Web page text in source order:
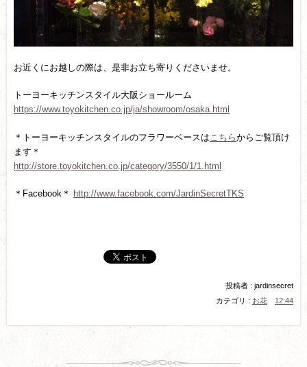
お近くにお越しの際は、是非お立ち寄りくださいませ。
トーヨーキッチンスタイル大阪ショールーム
https://www.toyokitchen.co.jp/ja/showroom/osaka.html
＊トーヨーキッチンスタイルのフラワーベースは こちらからご覧頂け
ます＊
http://store.toyokitchen.co.jp/category/3550/1/1.html
＊Facebook＊ http://www.facebook.com/JardinSecretTKS
投稿者 : jardinsecret
カテゴリ : お花 12:44